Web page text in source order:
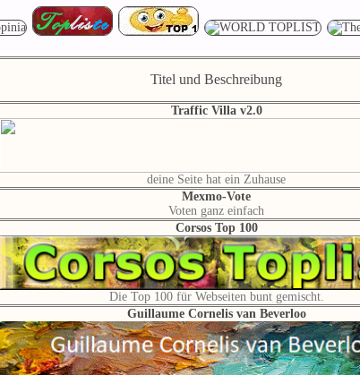
Titel und Beschreibung
Traffic Villa v2.0
deine Seite hat ein Zuhause
Mexmo-Vote
Voten ganz einfach
Corsos Top 100
Die Top 100 für Webseiten bunt gemischt.
Guillaume Cornelis van Beverloo